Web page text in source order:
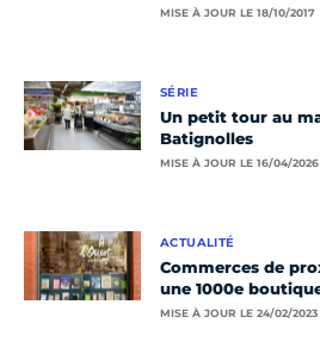
MISE À JOUR LE 18/10/2017
SÉRIE
Un petit tour au
Batignolles
MISE À JOUR LE 16/04/2026
ACTUALITÉ
Commerces de
une 1000e
MISE À JOUR LE 24/02/2023